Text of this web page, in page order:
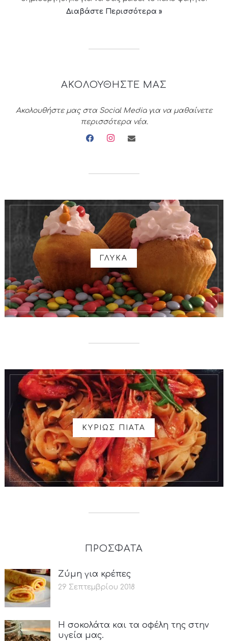
Διαβάστε Περισσότερα »
ΑΚΟΛΟΥΘΗΣΤΕ ΜΑΣ
Ακολουθήστε μας στα Social Media για να μαθαίνετε
περισσότερα νέα.
facebookinstagramenvelope
ΓΛΥΚΑ
ΚΥΡΙΩΣ ΠΙΑΤΑ
ΠΡΟΣΦΑΤΑ
Ζύμη για κρέπες
29 Σεπτεμβρίου 2018
Η σοκολάτα και τα οφέλη της στην
υγεία μας.